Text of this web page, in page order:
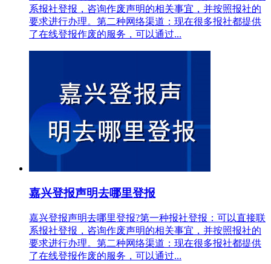
系报社登报，咨询作废声明的相关事宜，并按照报社的
要求进行办理。第二种网络渠道：现在很多报社都提供
了在线登报作废的服务，可以通过...
嘉兴登报声明去哪里登报
嘉兴登报声明去哪里登报?第一种报社登报：可以直接联
系报社登报，咨询作废声明的相关事宜，并按照报社的
要求进行办理。第二种网络渠道：现在很多报社都提供
了在线登报作废的服务，可以通过...